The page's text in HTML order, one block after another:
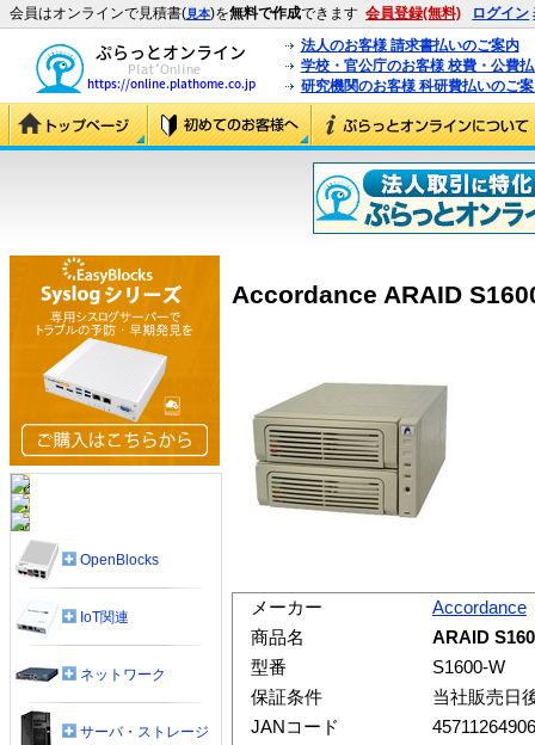
会員はオンラインで見積書(見本)を無料で作成できます 会員登録(無料) ログイン
法人のお客様 請求書払いのご案内
学校・官公庁のお客様 校費・公費
研究機関のお客様 科研費払いのご
Accordance ARAID
メーカー
Accordance
商品名
ARAID
型番
S1600-W
保証条件
当社販売日
JANコード
OpenBlocks
IoT関連
ネットワーク
サーバ・ストレージ